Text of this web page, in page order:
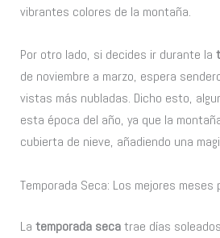
vibrantes colores de la montaña.
Por otro lado, si decides ir durante la
de noviembre a marzo, espera
vistas más nubladas. Dicho esto,
esta época del año, ya que la
cubierta de nieve, añadiendo una
Temporada Seca: Los mejores meses
Latemporada secatrae días